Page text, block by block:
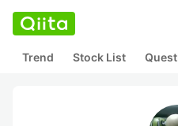
Trend Stock List